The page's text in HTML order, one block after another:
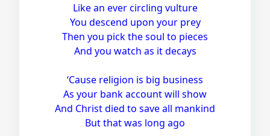
Like an ever circling vulture
You descend upon your prey
Then you pick the soul to pieces
And you watch as it decays
‘Cause religion is big business
As your bank account will show
And Christ died to save all mankind
But that was long ago